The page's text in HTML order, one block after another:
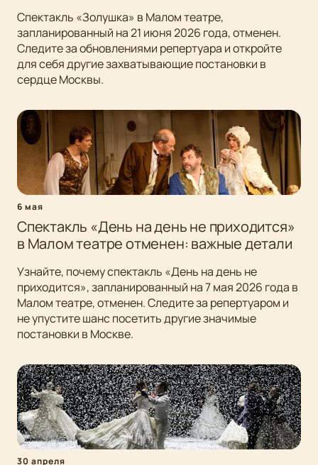
Спектакль «Золушка» в Малом театре,
запланированный на 21 июня 2026 года, отменен.
Следите за обновлениями репертуара и откройте
для себя другие захватывающие постановки в
сердце Москвы.
6 мая
Спектакль «День на день не приходится»
в Малом театре отменен: важные детали
Узнайте, почему спектакль «День на день не
приходится», запланированный на 7 мая 2026 года в
Малом театре, отменен. Следите за репертуаром и
не упустите шанс посетить другие значимые
постановки в Москве.
30 апреля